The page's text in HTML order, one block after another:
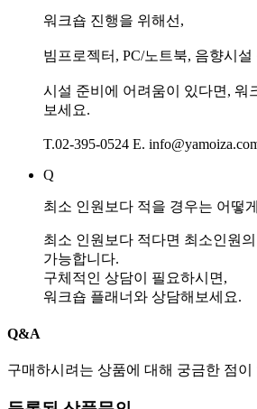
워크숍 진행을 위해선,
빔프로젝터, PC/노트북, 음향시
시설 준비에 어려움이 있다면, 워
보세요.
T.02-395-0524 E.
Q
최소 인원보다 적을 경우는 어떻
최소 인원보다 적다면 최소인원
가능합니다.
구체적인 상담이 필요하시면,
워크숍 플래너와 상담해보세요.
Q&A
구매하시려는 상품에 대해 궁금한 점